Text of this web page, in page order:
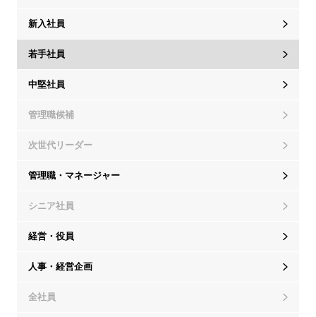
新入社員
若手社員
中堅社員
管理職候補
次世代リーダー
管理職・マネージャー
シニア社員
経営・役員
人事・経営企画
全社員